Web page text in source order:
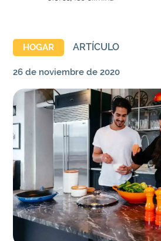
HOGAR ARTÍCULO
26 de noviembre de 2020